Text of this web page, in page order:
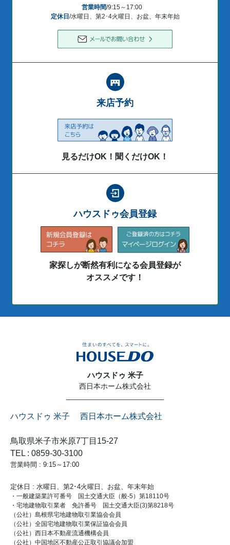
営業時間/9:15～17:00
定休日 /水曜日、第2･4火曜日、お盆、年末年始
来店予約
見るだけOK！聞くだけOK！
ハウスドゥ会員登録
家探しが断然有利になる会員登録が
オススメです！
ハウスドゥ 米子
西日本ホーム株式会社
ハウスドゥ 米子 西日本ホーム株式会社
鳥取県米子市米原7丁目15-27
TEL : 0859-30-3100
営業時間 : 9:15～17:00
定休日 : 水曜日、第2･4火曜日、お盆、年末年始
・一般建築業許可番号 国土交通大臣（般-5）第18110号
・宅地建物取引業者 免許番号 国土交通大臣(3)第8218号
（公社）島根県宅地建物取引業協会会員
（公社）全国宅地建物取引業保証協会会員
（公社）西日本不動産流通機構会員
（公社）中国地区不動産公正取引協議会加盟